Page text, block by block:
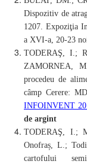
Dispozitiv de
1207.Expoziţia
a XVI-a, 20-23
TODERAŞ, I.;
ZAMORNEA,
procedeu de
câmp Cerere:
INFOINVENT
de argint
TODERAŞ, I.;
Onofraș, L.;
cartofului